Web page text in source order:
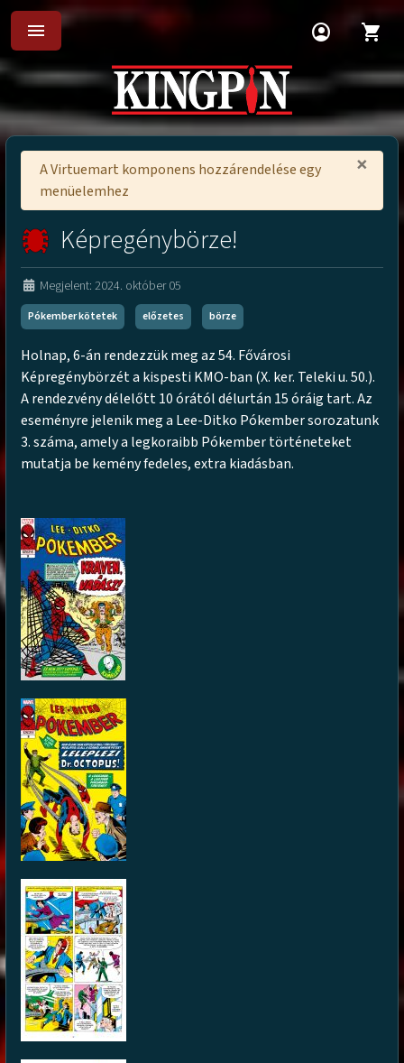
menu account_circle shopping_cart
×
A Virtuemart komponens hozzárendelése egy
menüelemhez
Képregénybörze!
Megjelent: 2024. október 05
Pókember kötetek előzetes börze
Holnap, 6-án rendezzük meg az 54. Fővárosi
Képregénybörzét a kispesti KMO-ban (X. ker. Teleki u. 50.).
A rendezvény délelőtt 10 órától délurtán 15 óráig tart. Az
eseményre jelenik meg a Lee-Ditko Pókember sorozatunk
3. száma, amely a legkoraibb Pókember történeteket
mutatja be kemény fedeles, extra kiadásban.